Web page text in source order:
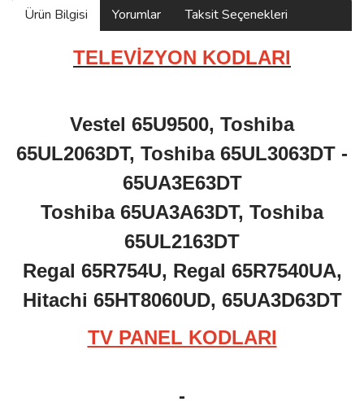
Ürün Bilgisi Yorumlar Taksit Seçenekleri
TELEVİZYON KODLARI
Vestel 65U9500, Toshiba
65UL2063DT, Toshiba 65UL3063DT -
65UA3E63DT
Toshiba 65UA3A63DT, Toshiba
65UL2163DT
Regal 65R754U, Regal 65R7540UA,
Hitachi 65HT8060UD, 65UA3D63DT
TV PANEL KODLARI
-